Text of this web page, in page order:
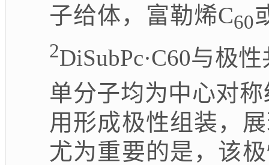
子给体，富勒烯C60
2DiSubPc·C60与极性
单分子均为中心对
用形成极性组装，
尤为重要的是，该